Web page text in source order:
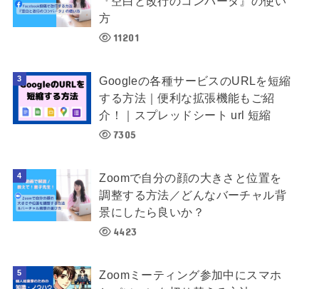
方
11201
Googleの各種サービスのURLを短縮
する方法｜便利な拡張機能もご紹
介！｜スプレッドシート url 短縮
7305
Zoomで自分の顔の大きさと位置を
調整する方法／どんなバーチャル背
景にしたら良いか？
4423
Zoomミーティング参加中にスマホ